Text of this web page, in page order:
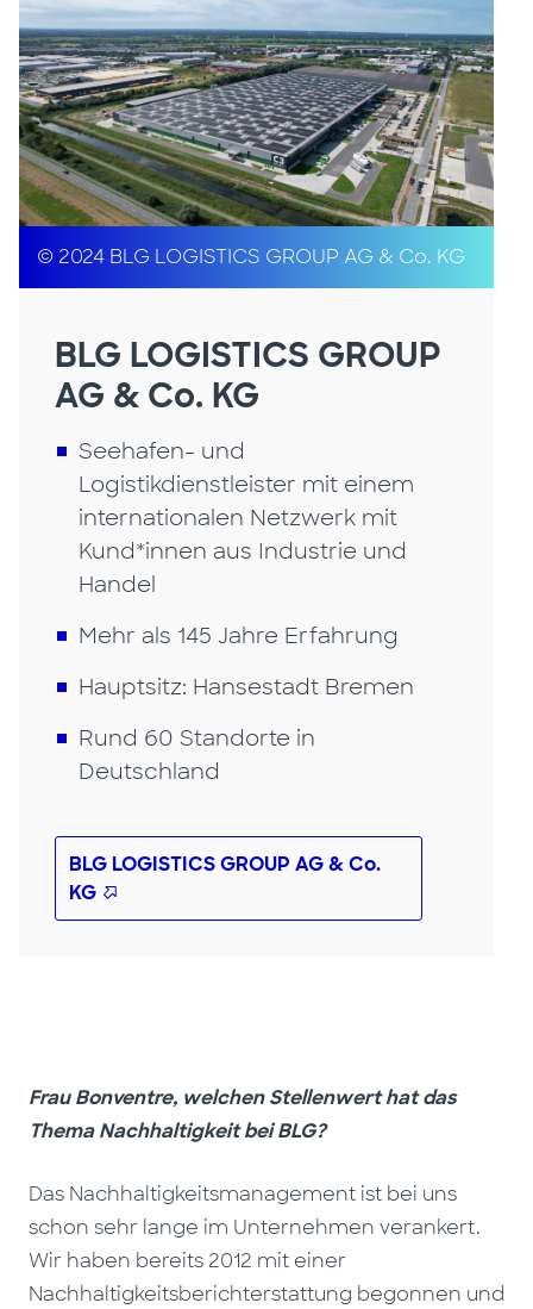
© 2024 BLG LOGISTICS GROUP AG & Co. KG
BLG LOGISTICS GROUP
AG & Co. KG
Seehafen- und
Logistikdienstleister mit einem
internationalen Netzwerk mit
Kund*innen aus Industrie und
Handel
Mehr als 145 Jahre Erfahrung
Hauptsitz: Hansestadt Bremen
Rund 60 Standorte in
Deutschland
BLG LOGISTICS GROUP AG & Co.
KG
Frau Bonventre, welchen Stellenwert hat das
Thema Nachhaltigkeit bei BLG?
Das Nachhaltigkeitsmanagement ist bei uns
schon sehr lange im Unternehmen verankert.
Wir haben bereits 2012 mit einer
Nachhaltigkeitsberichterstattung begonnen und